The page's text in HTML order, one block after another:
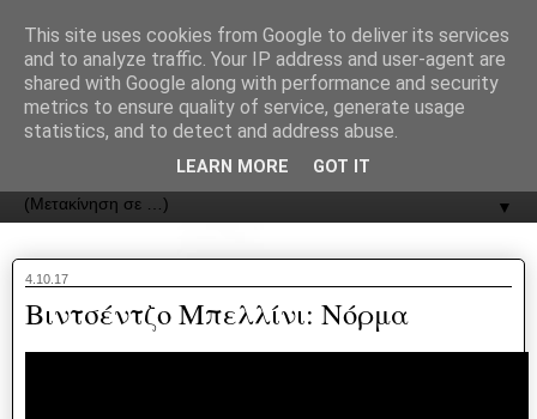
ΟΔΟΣ
▼
4.10.17
Βιντσέντζο Μπελλίνι: Νόρμα
This site uses cookies from Google to deliver its services
and to analyze traffic. Your IP address and user-agent are
shared with Google along with performance and security
metrics to ensure quality of service, generate usage
statistics, and to detect and address abuse.
LEARN MORE GOT IT